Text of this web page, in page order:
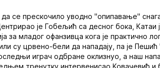
се прескочило уводно "опипавање"
је Гобељић са десног бока, Катаи
за младог офанзивца кога је практично
су црвено-бели да нападају, па је
играч одбране оклизнуо, а наш